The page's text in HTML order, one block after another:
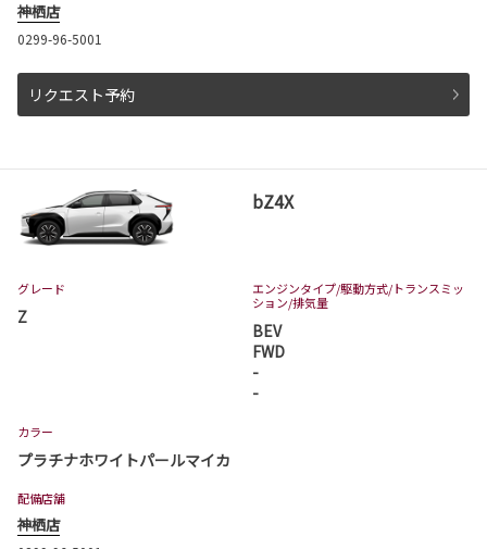
2026-06-18
ハイエース ワゴン 一部改良
ハイエース ワゴンが一部改良となりました。
ハイエース ワゴンは茨城トヨタから。
詳しくはこちら
2026-06-18
ハイエース バンは茨城トヨタから。
2026-06-18
ハイエース コミューター 一部改良
ハイエース コミューターが一部改良となりまし
た。
ハイエース コミューターは茨城トヨタから。
神栖店
0299-96-5001
リクエスト予約
bZ4X
グレード
Z
エンジンタイプ/駆動方式/トランスミッ
ション/排気量
BEV
FWD
-
-
カラー
プラチナホワイトパールマイカ
配備店舗
神栖店